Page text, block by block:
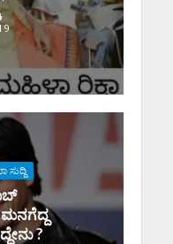
ಸುದ್ದಿ
?